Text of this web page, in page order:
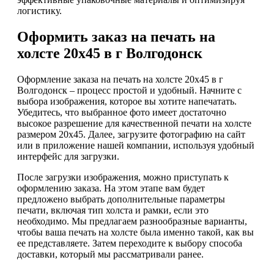
логистику.
Оформить заказ на печать на
холсте 20х45 в г Волгодонск
Оформление заказа на печать на холсте 20х45 в г
Волгодонск – процесс простой и удобный. Начните с
выбора изображения, которое вы хотите напечатать.
Убедитесь, что выбранное фото имеет достаточно
высокое разрешение для качественной печати на холсте
размером 20х45. Далее, загрузите фотографию на сайт
или в приложение нашей компании, используя удобный
интерфейс для загрузки.
После загрузки изображения, можно приступать к
оформлению заказа. На этом этапе вам будет
предложено выбрать дополнительные параметры
печати, включая тип холста и рамки, если это
необходимо. Мы предлагаем разнообразные варианты,
чтобы ваша печать на холсте была именно такой, как вы
ее представляете. Затем переходите к выбору способа
доставки, который мы рассматривали ранее.